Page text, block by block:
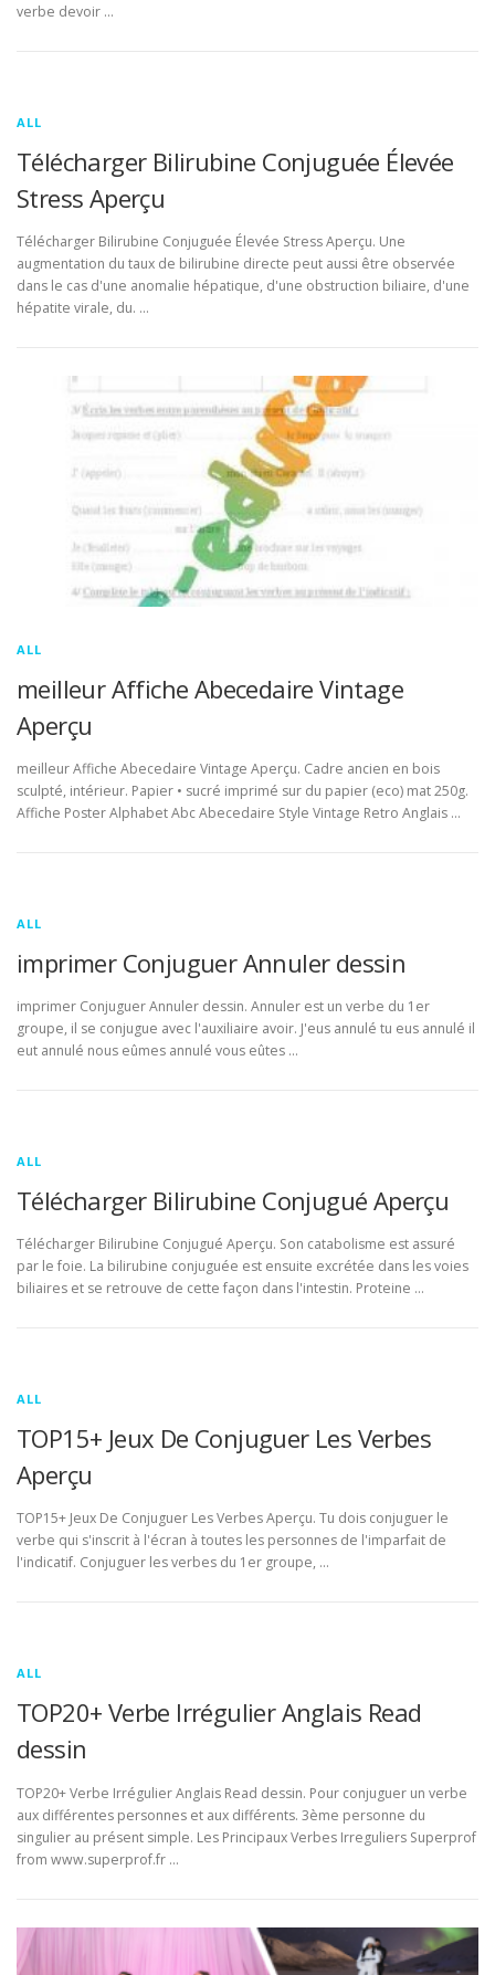
verbe devoir …
ALL
Télécharger Bilirubine Conjuguée Élevée
Stress Aperçu
Télécharger Bilirubine Conjuguée Élevée Stress Aperçu. Une
augmentation du taux de bilirubine directe peut aussi être observée
dans le cas d'une anomalie hépatique, d'une obstruction biliaire, d'une
hépatite virale, du. …
ALL
meilleur Affiche Abecedaire Vintage
Aperçu
meilleur Affiche Abecedaire Vintage Aperçu. Cadre ancien en bois
sculpté, intérieur. Papier • sucré imprimé sur du papier (eco) mat 250g.
Affiche Poster Alphabet Abc Abecedaire Style Vintage Retro Anglais …
ALL
imprimer Conjuguer Annuler dessin
imprimer Conjuguer Annuler dessin. Annuler est un verbe du 1er
groupe, il se conjugue avec l'auxiliaire avoir. J'eus annulé tu eus annulé il
eut annulé nous eûmes annulé vous eûtes …
ALL
Télécharger Bilirubine Conjugué Aperçu
Télécharger Bilirubine Conjugué Aperçu. Son catabolisme est assuré
par le foie. La bilirubine conjuguée est ensuite excrétée dans les voies
biliaires et se retrouve de cette façon dans l'intestin. Proteine …
ALL
TOP15+ Jeux De Conjuguer Les Verbes
Aperçu
TOP15+ Jeux De Conjuguer Les Verbes Aperçu. Tu dois conjuguer le
verbe qui s'inscrit à l'écran à toutes les personnes de l'imparfait de
l'indicatif. Conjuguer les verbes du 1er groupe, …
ALL
TOP20+ Verbe Irrégulier Anglais Read
dessin
TOP20+ Verbe Irrégulier Anglais Read dessin. Pour conjuguer un verbe
aux différentes personnes et aux différents. 3ème personne du
singulier au présent simple. Les Principaux Verbes Irreguliers Superprof
from www.superprof.fr …